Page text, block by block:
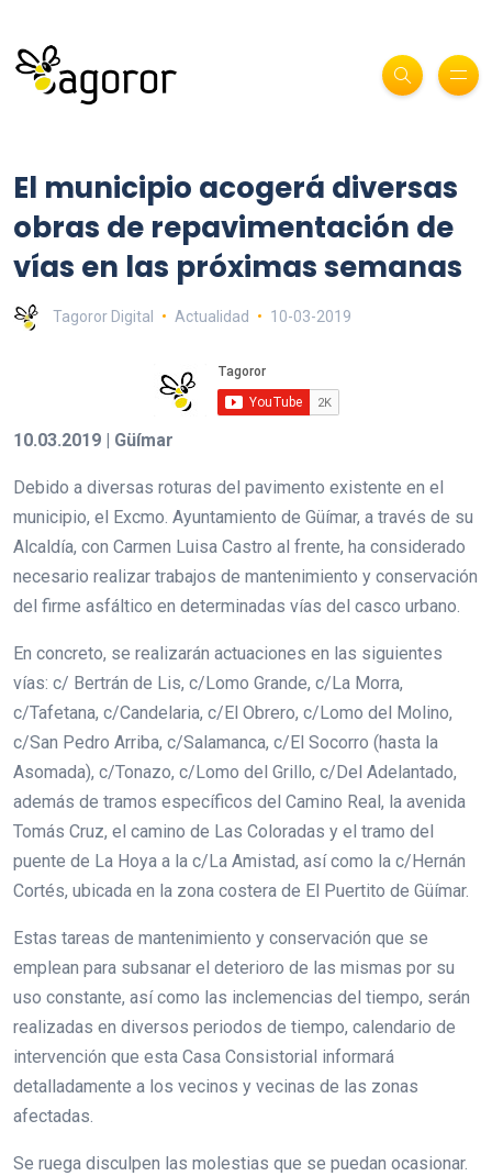
El municipio acogerá diversas
obras de repavimentación de
vías en las próximas semanas
Tagoror Digital Actualidad 10-03-2019
10.03.2019 | Güímar
Debido a diversas roturas del pavimento existente en el
municipio, el Excmo. Ayuntamiento de Güímar, a través de su
Alcaldía, con Carmen Luisa Castro al frente, ha considerado
necesario realizar trabajos de mantenimiento y conservación
del firme asfáltico en determinadas vías del casco urbano.
En concreto, se realizarán actuaciones en las siguientes
vías: c/ Bertrán de Lis, c/Lomo Grande, c/La Morra,
c/Tafetana, c/Candelaria, c/El Obrero, c/Lomo del Molino,
c/San Pedro Arriba, c/Salamanca, c/El Socorro (hasta la
Asomada), c/Tonazo, c/Lomo del Grillo, c/Del Adelantado,
además de tramos específicos del Camino Real, la avenida
Tomás Cruz, el camino de Las Coloradas y el tramo del
puente de La Hoya a la c/La Amistad, así como la c/Hernán
Cortés, ubicada en la zona costera de El Puertito de Güímar.
Estas tareas de mantenimiento y conservación que se
emplean para subsanar el deterioro de las mismas por su
uso constante, así como las inclemencias del tiempo, serán
realizadas en diversos periodos de tiempo, calendario de
intervención que esta Casa Consistorial informará
detalladamente a los vecinos y vecinas de las zonas
afectadas.
Se ruega disculpen las molestias que se puedan ocasionar.